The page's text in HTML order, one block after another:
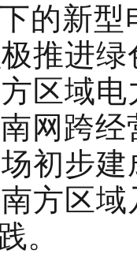
的新
推进
区域
网跨
初步
方区
。